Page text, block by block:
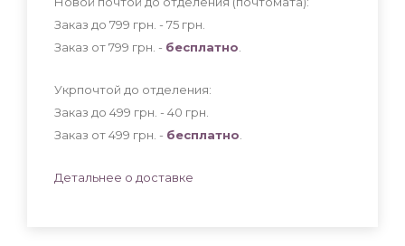
Заказ до 799 грн. - 75 грн
Заказ от 799 грн. - бесплатно
Укрпочтой до отделения:
Заказ до 499 грн. - 40 грн
Заказ от 499 грн. - бесплатно
Детальнее о доставке